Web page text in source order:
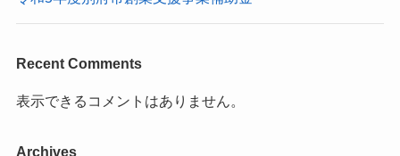
Recent Comments
表示できるコメントはありません。
Archives